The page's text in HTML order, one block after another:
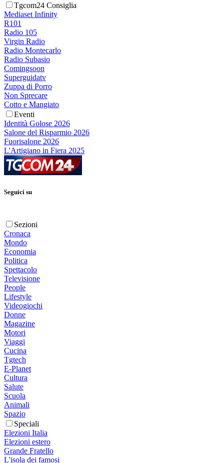
Tgcom24 Consiglia
Mediaset Infinity
R101
Radio 105
Virgin Radio
Radio Montecarlo
Radio Subasio
Comingsoon
Superguidatv
Zuppa di Porro
Non Sprecare
Cotto e Mangiato
Eventi
Identità Golose 2026
Salone del Risparmio 2026
Fuorisalone 2026
L'Artigiano in Fiera 2025
Seguici su
Sezioni
Cronaca
Mondo
Economia
Politica
Spettacolo
Televisione
People
Lifestyle
Videogiochi
Donne
Magazine
Motori
Viaggi
Cucina
Tgtech
E-Planet
Cultura
Salute
Scuola
Animali
Spazio
Speciali
Elezioni Italia
Elezioni estero
Grande Fratello
L'isola dei famosi